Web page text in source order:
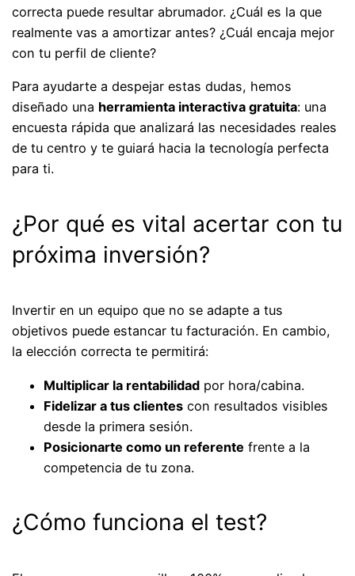
correcta puede resultar abrumador. ¿Cuál es la que
realmente vas a amortizar antes? ¿Cuál encaja mejor
con tu perfil de cliente?
Para ayudarte a despejar estas dudas, hemos
diseñado una herramienta interactiva gratuita: una
encuesta rápida que analizará las necesidades reales
de tu centro y te guiará hacia la tecnología perfecta
para ti.
¿Por qué es vital acertar con tu
próxima inversión?
Invertir en un equipo que no se adapte a tus
objetivos puede estancar tu facturación. En cambio,
la elección correcta te permitirá:
Multiplicar la rentabilidad por hora/cabina.
Fidelizar a tus clientes con resultados visibles
desde la primera sesión.
Posicionarte como un referente frente a la
competencia de tu zona.
¿Cómo funciona el test?